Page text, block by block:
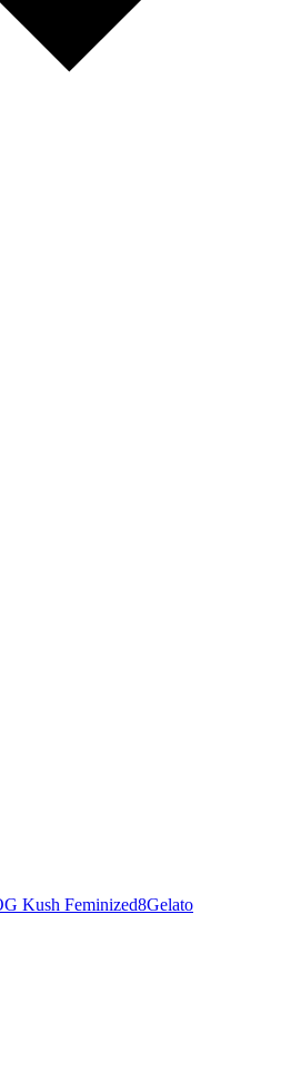
Kush Feminized8Gelato